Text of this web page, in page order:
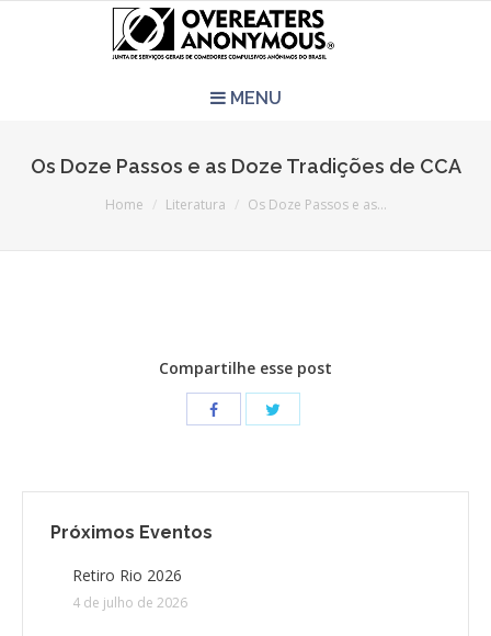
MENU
REUNIÕES
PERGUNTAS E RESPOSTAS
CONTRIBUIÇÕES
Os Doze Passos e as Doze Tradições de CCA
You are here:Home Literatura Os Doze Passos e as…
Compartilhe esse post
Próximos Eventos
Retiro Rio 2026
4 de julho de 2026